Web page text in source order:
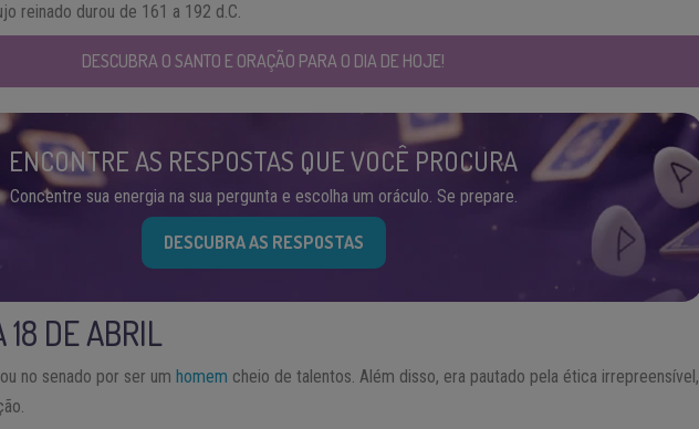
reinado durou de 161 a 192 d.C.
DESCUBRA O SANTO E ORAÇÃO PARA O DIA DE HOJE!
ENCONTRE AS RESPOSTAS QUE VOCÊ PROCURA
Concentre sua energia na sua pergunta e escolha um oráculo. Se prepare.
DESCUBRA AS RESPOSTAS
18 DE ABRIL
no senado por ser um homem cheio de talentos. Além disso, era pautado pela ética irrepreensível,